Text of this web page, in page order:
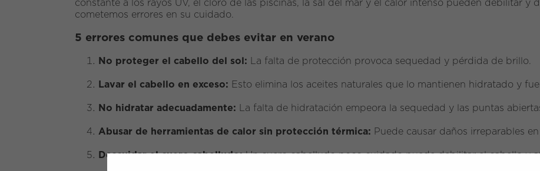
constante a los rayos UV, el cloro de las piscinas, la sal del mar y el calor intenso pueden debilitar y
cometemos errores en su cuidado.
5 errores comunes que debes evitar en verano
No proteger el cabello del sol: La falta de protección provoca sequedad y pérdida de brillo.
Lavar el cabello en exceso: Esto elimina los aceites naturales que lo mantienen hidratado y
No hidratar adecuadamente: La falta de hidratación empeora la sequedad y las puntas
Abusar de herramientas de calor sin protección térmica: Puede causar daños irreparables en
Descuidar el cuero cabelludo:Un cuero cabelludo poco cuidado puede debilitar el cabello y